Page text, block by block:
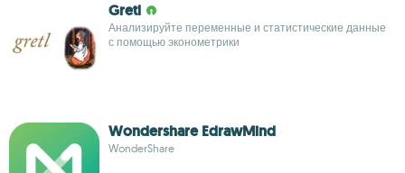
Gretl
Анализируйте переменные и статистические данные
с помощью эконометрики
Wondershare EdrawMind
WonderShare